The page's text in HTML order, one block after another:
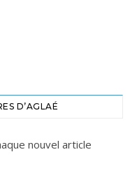
D’AGLAÉ
nouvel article